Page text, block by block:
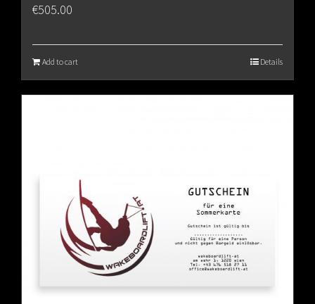
€505.00
Add to cart Details